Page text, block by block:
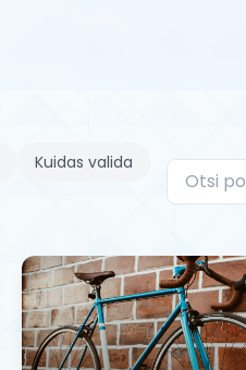
Kuidas valida